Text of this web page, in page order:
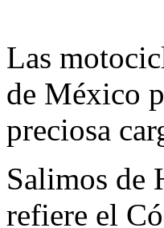
Las
de México
preciosa
Salimos de
refiere el